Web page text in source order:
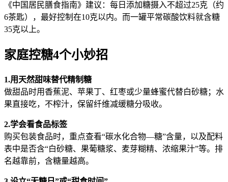
《中国居民膳食指南》建议：每日添加糖摄入不超过25克（约
6茶匙），最好控制在10克以内。而一罐平常碳酸饮料就含糖
35克以上。
家庭控糖4个小妙招
1.用天然甜味替代精制糖
做甜品时用香蕉泥、苹果丁、红枣或少量蜂蜜代替白砂糖；水
果直接吃，不榨汁，保留纤维减缓糖分吸收。
2.学会看食品标签
购买包装食品时，重点查看“碳水化合物—糖”含量，以及配料
表中是否含“白砂糖、果葡糖浆、麦芽糊精、浓缩果汁”等。排
名越靠前，含糖量越高。